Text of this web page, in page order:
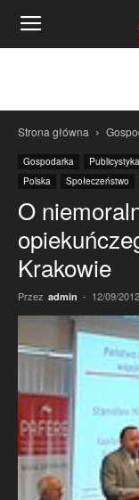
Strona główna
Gospodarka Publicystyka
Polska
Społeczeństwo
O
Krakowie
Przez admin - 12/09/2012